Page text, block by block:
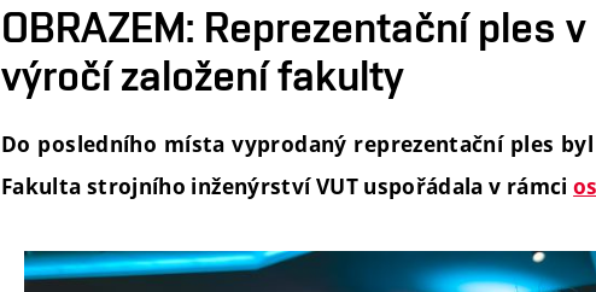
OBRAZEM: Reprezentační ples
výročí založení fakulty
Do posledního místa vyprodaný reprezentační ples
Fakulta strojního inženýrství VUT uspořádala v rámci